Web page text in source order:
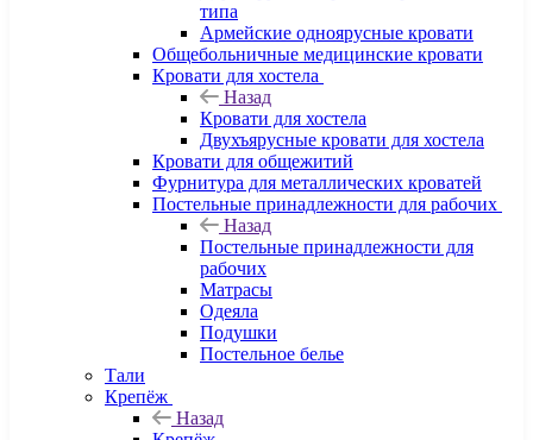
типа
Армейские одноярусные кровати
Общебольничные медицинские кровати
Кровати для хостела
Назад
Кровати для хостела
Двухъярусные кровати для хостела
Кровати для общежитий
Фурнитура для металлических кроватей
Постельные принадлежности для рабочих
Назад
Постельные принадлежности для
рабочих
Матрасы
Одеяла
Подушки
Постельное белье
Тали
Крепёж
Назад